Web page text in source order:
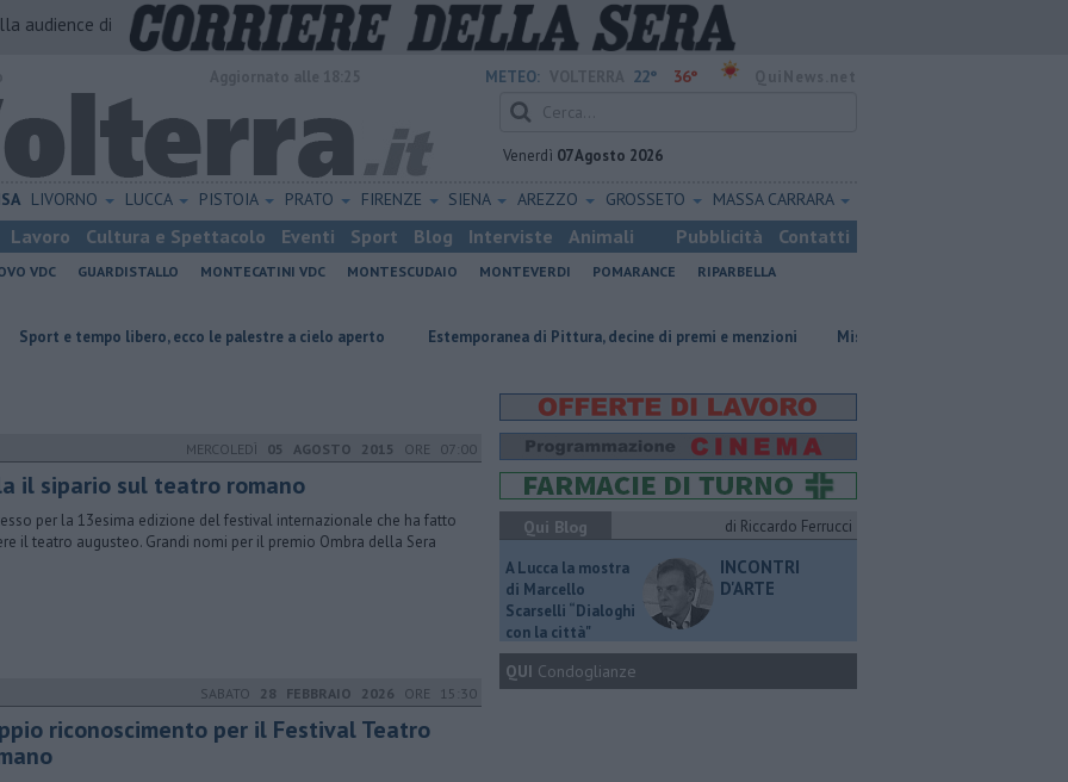
audience di
METEO: 22° 36°
Venerdì 07 Agosto 2026
LIVORNO LUCCA PISTOIA PRATO FIRENZE SIENA AREZZO GROSSETO MASSA CARRARA
Lavoro Cultura e Spettacolo Eventi Sport Blog Interviste Animali Pubblicità Contatti
VDC GUARDISTALLO MONTECATINI VDC MONTESCUDAIO MONTEVERDI POMARANCE
RIPARBELLA
libero, ecco le palestre a cielo aperto Estemporanea di Pittura, decine di premi e menzioni Misericordie Pisane, Novi confermato
MERCOLEDÌ 05 AGOSTO 2015 ORE 07:00
il sipario sul teatro romano
per la 13esima edizione del festival internazionale che ha fatto
il teatro augusteo. Grandi nomi per il premio Ombra della Sera
SABATO 28 FEBBRAIO 2026 ORE 15:30
riconoscimento per il Festival Teatro
Qui Blog di Riccardo Ferrucci
A Lucca la mostra
di Marcello
Scarselli “Dialoghi
con la città"
INCONTRI
D'ARTE
QUI Condoglianze